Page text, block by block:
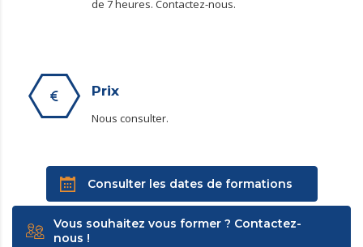
de 7 heures. Contactez-nous.
Prix
Nous consulter.
Consulter les dates de formations
Vous souhaitez vous former ? Contactez-
nous !